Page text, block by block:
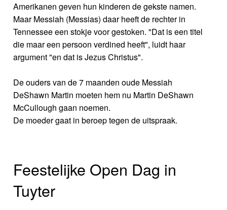
Amerikanen geven hun kinderen de gekste namen.
Maar Messiah (Messias) daar heeft de rechter in
Tennessee een stokje voor gestoken. "Dat is een titel
die maar een persoon verdined heeft", luidt haar
argument "en dat is Jezus Christus".
De ouders van de 7 maanden oude Messiah
DeShawn Martin moeten hem nu Martin DeShawn
McCullough gaan noemen.
De moeder gaat in beroep tegen de uitspraak.
Feestelijke Open Dag in
Tuyter